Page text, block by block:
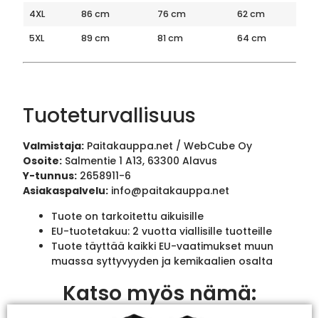
4XL
86 cm 76 cm
62 cm
5XL
89 cm 81 cm 64 cm
Tuoteturvallisuus
Valmistaja: Paitakauppa.net / WebCube Oy
Osoite: Salmentie 1 A13, 63300 Alavus
Y-tunnus: 2658911-6
Asiakaspalvelu: info@paitakauppa.net
Tuote on tarkoitettu aikuisille
EU-tuotetakuu: 2 vuotta viallisille tuotteille
Tuote täyttää kaikki EU-vaatimukset muun
muassa syttyvyyden ja kemikaalien osalta
Katso myös nämä: